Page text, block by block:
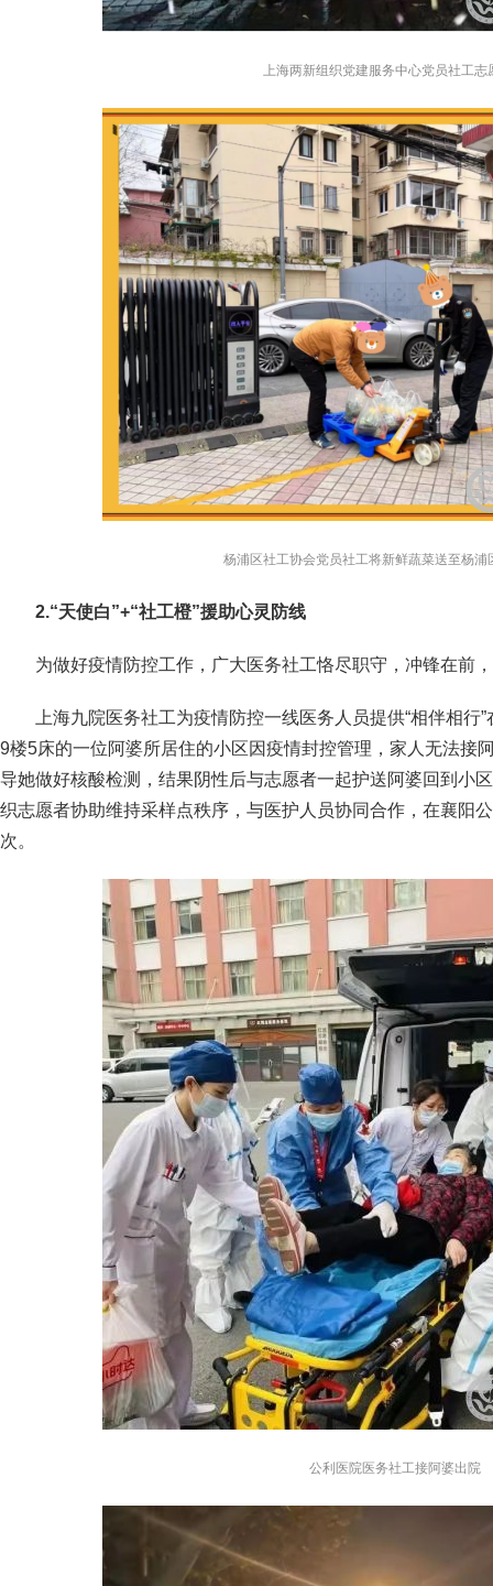
上海两新组织党建服务中心党员社工志
杨浦区社工协会党员社工将新鲜蔬菜送至杨浦
2.“天使白”+“社工橙”援助心灵防线
为做好疫情防控工作，广大医务社工恪尽职守，冲锋在前
上海九院医务社工为疫情防控一线医务人员提供“相伴相行
9楼5床的一位阿婆所居住的小区因疫情封控管理，家人无法接
导她做好核酸检测，结果阴性后与志愿者一起护送阿婆回到小
织志愿者协助维持采样点秩序，与医护人员协同合作，在襄阳
次。
公利医院医务社工接阿婆出院